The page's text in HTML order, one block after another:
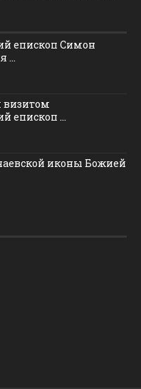
епископ Симон
...
визитом
епископ ...
иконы Божией